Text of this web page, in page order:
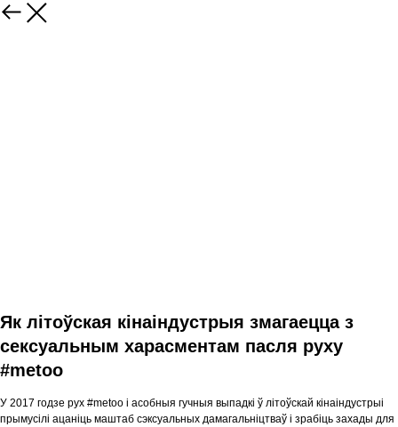
Як літоўская кінаіндустрыя змагаецца з
сексуальным харасментам пасля руху
#metoo
У 2017 годзе рух #metoo і асобныя гучныя выпадкі ў літоўскай кінаіндустрыі
прымусілі ацаніць маштаб сэксуальных дамагальніцтваў і зрабіць захады для